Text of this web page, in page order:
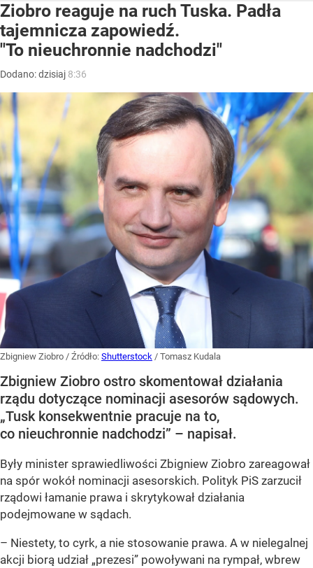
Ziobro reaguje na ruch Tuska. Padła
tajemnicza zapowiedź.
"To nieuchronnie nadchodzi"
Dodano:dzisiaj 8:36
Zbigniew Ziobro / Źródło: Shutterstock / Tomasz Kudala
Zbigniew Ziobro ostro skomentował działania
rządu dotyczące nominacji asesorów sądowych.
„Tusk konsekwentnie pracuje na to,
co nieuchronnie nadchodzi” – napisał.
Były minister sprawiedliwości Zbigniew Ziobro zareagował
na spór wokół nominacji asesorskich. Polityk PiS zarzucił
rządowi łamanie prawa i skrytykował działania
podejmowane w sądach.
– Niestety, to cyrk, a nie stosowanie prawa. A w nielegalnej
akcji biorą udział „prezesi” powoływani na rympał, wbrew